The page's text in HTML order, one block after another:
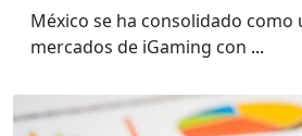
México se ha consolidado como
mercados de iGaming con ...